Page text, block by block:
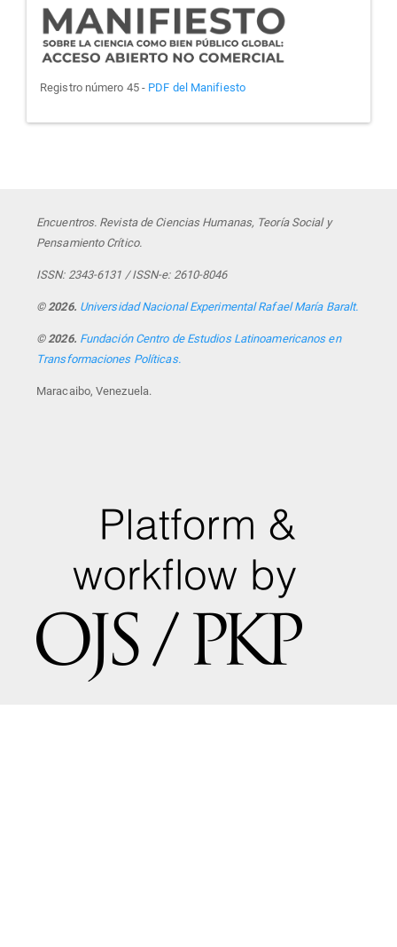
Registro número 45 - PDF del Manifiesto
Encuentros. Revista de Ciencias Humanas, Teoría Social y
Pensamiento Crítico.
ISSN: 2343-6131 / ISSN-e: 2610-8046
© 2026. Universidad Nacional Experimental Rafael María Baralt.
© 2026. Fundación Centro de Estudios Latinoamericanos en
Transformaciones Políticas.
Maracaibo, Venezuela.